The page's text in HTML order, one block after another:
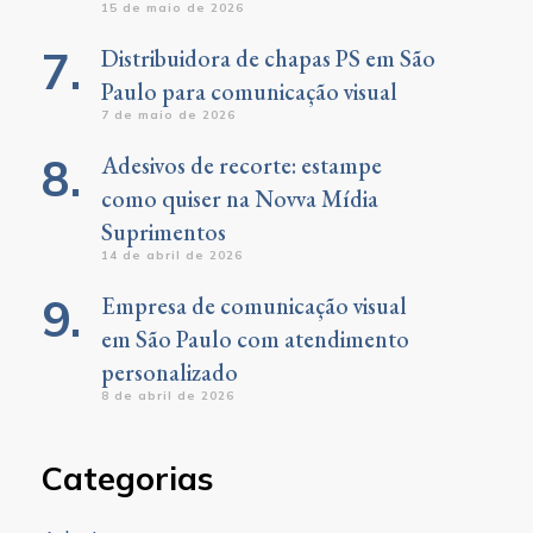
15 de maio de 2026
Distribuidora de chapas PS em São
Paulo para comunicação visual
7 de maio de 2026
Adesivos de recorte: estampe
como quiser na Novva Mídia
Suprimentos
14 de abril de 2026
Empresa de comunicação visual
em São Paulo com atendimento
personalizado
8 de abril de 2026
Categorias